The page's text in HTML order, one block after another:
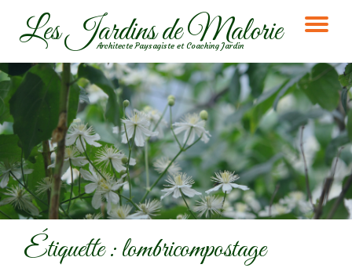
Aller
contenu
LA
Les Jardins de Malorie
Architecte Paysagiste et Coaching Jardin
Étiquette :lombricompostage